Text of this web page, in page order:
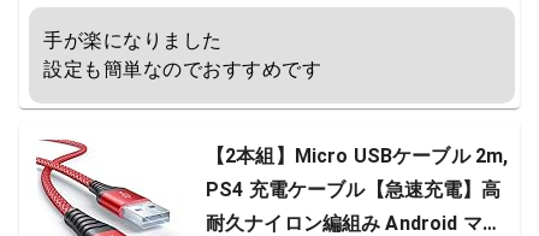
手が楽になりました
設定も簡単なのでおすすめです
【2本組】Micro USBケーブル 2m,
PS4 充電ケーブル【急速充電】高
耐久ナイロン編組み Android マイ